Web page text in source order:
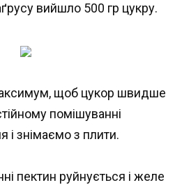
вийшло 500 гр цукру.
щоб цукор швидше
помішуванні
і знімаємо з плити.
пектин руйнується і желе